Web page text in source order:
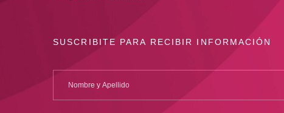
SUSCRIBITE PARA RECIBIR INFORMACIÓN